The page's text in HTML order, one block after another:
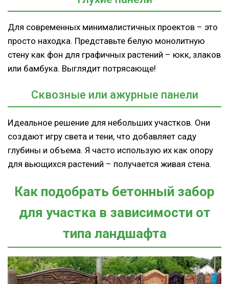
Для современных минималистичных проектов – это
просто находка. Представьте белую монолитную
стену как фон для графичных растений – юкк, злаков
или бамбука. Выглядит потрясающе!
Сквозные или ажурные панели
Идеальное решение для небольших участков. Они
создают игру света и тени, что добавляет саду
глубины и объема. Я часто использую их как опору
для вьющихся растений – получается живая стена.
Как подобрать бетонный забор
для участка в зависимости от
типа ландшафта